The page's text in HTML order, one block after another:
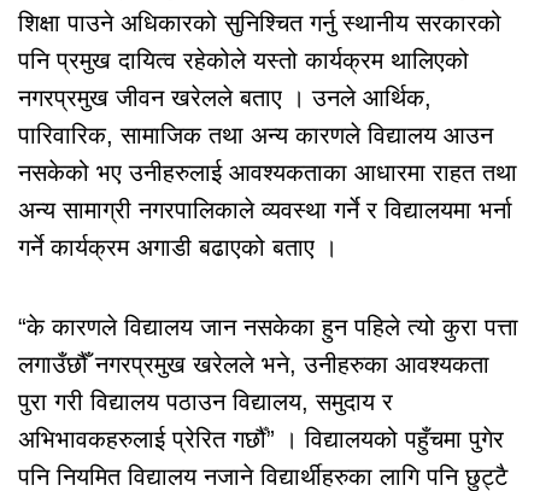
शिक्षा पाउने अधिकारको सुनिश्चित गर्नु स्थानीय सरकारको
पनि प्रमुख दायित्व रहेकोले यस्तो कार्यक्रम थालिएको
नगरप्रमुख जीवन खरेलले बताए । उनले आर्थिक,
पारिवारिक, सामाजिक तथा अन्य कारणले विद्यालय आउन
नसकेको भए उनीहरुलाई आवश्यकताका आधारमा राहत तथा
अन्य सामाग्री नगरपालिकाले व्यवस्था गर्ने र विद्यालयमा भर्ना
गर्ने कार्यक्रम अगाडी बढाएको बताए ।
“के कारणले विद्यालय जान नसकेका हुन पहिले त्यो कुरा पत्ता
लगाउँछौँ नगरप्रमुख खरेलले भने, उनीहरुका आवश्यकता
पुरा गरी विद्यालय पठाउन विद्यालय, समुदाय र
अभिभावकहरुलाई प्रेरित गर्छौँ” । विद्यालयको पहुँचमा पुगेर
पनि नियमित विद्यालय नजाने विद्यार्थीहरुका लागि पनि छुट्टै